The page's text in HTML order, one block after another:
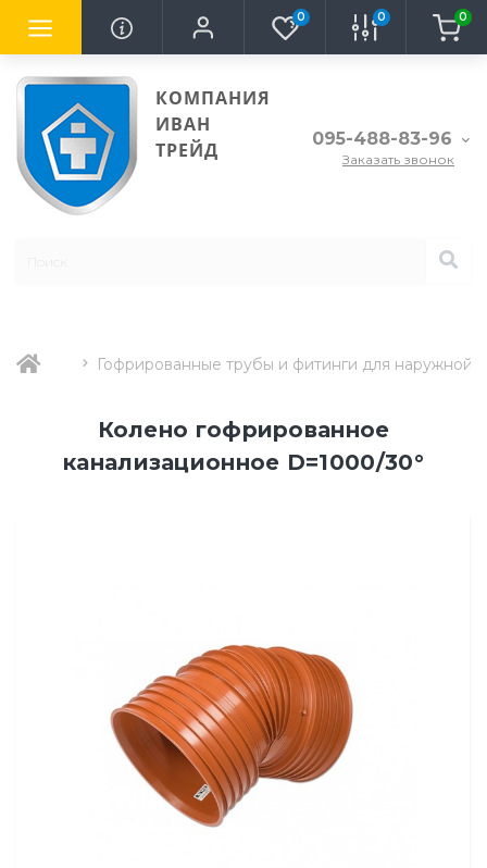
0 0 0
КОМПАНИЯ
ИВАН
ТРЕЙД
095-488-83-96
Заказать звонок
Гофрированные трубы и фитинги для наружной
Колено гофрированное
канализационное D=1000/30°